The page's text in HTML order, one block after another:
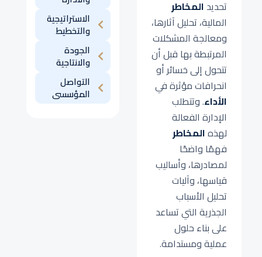
الاستراتيجية
والتخطيط
الجودة
والانتاجية
التواصل
المؤسسى
تحديد المخاطر
المالية، تحليل آثارها،
ومعالجة المشكلات
المرتبطة بها قبل أن
تتحول إلى خسائر أو
انحرافات مؤثرة في
الأداء. وتتطلب
الإدارة الفعالة
لهذهالمخاطر
فهمًا واضحًا
لمصادرها، وأساليب
قياسها، وآليات
تحليل الأسباب
الجذرية التي تساعد
على بناء حلول
عملية ومستدامة.